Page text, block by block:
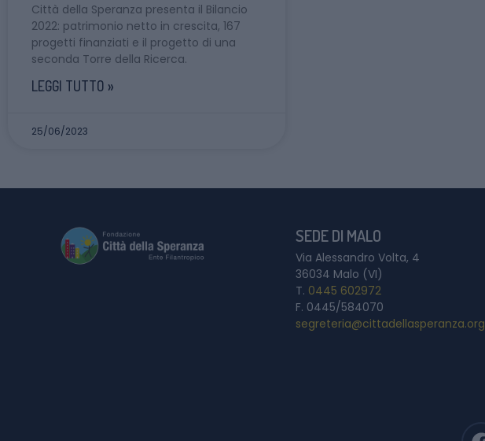
Città della Speranza presenta il Bilancio
2022: patrimonio netto in crescita, 167
progetti finanziati e il progetto di una
seconda Torre della Ricerca.
LEGGI TUTTO »
25/06/2023
SEDE DI MALO
Via Alessandro Volta, 4
36034 Malo (VI)
T. 0445 602972
F. 0445/584070
segreteria@cittadellasperanza.org